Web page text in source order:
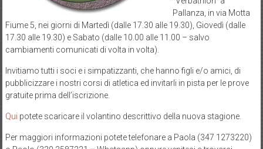
Pallanza, in via Motta
Fiume 5, nei giorni di Martedì (dalle 17.30 alle 19.30), Giovedì (dalle
17.30 alle 19.30) e Sabato (dalle 10.00 alle 11.00 – salvo
cambiamenti comunicati di volta in volta).
Invitiamo tutti i soci e i simpatizzanti, che hanno figli e/o amici, di
pubblicizzare i nostri corsi di atletica ed invitarli in pista per le prove
gratuite prima dell’iscrizione.
Qui potete scaricare il volantino descrittivo della nuova stagione.
Per maggiori informazioni potete telefonare a Paola (347 1273220)